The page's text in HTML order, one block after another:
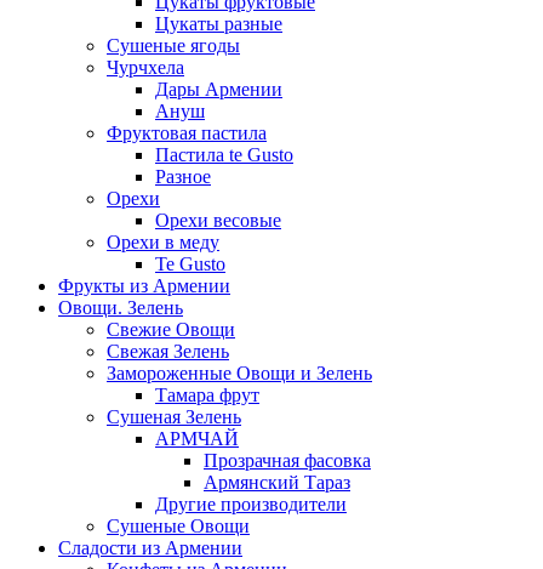
Цукаты разные
Сушеные ягоды
Чурчхела
Дары Армении
Ануш
Фруктовая пастила
Пастила te Gusto
Разное
Орехи
Орехи весовые
Орехи в меду
Te Gusto
Фрукты из Армении
Овощи. Зелень
Свежие Овощи
Свежая Зелень
Замороженные Овощи и Зелень
Тамара фрут
Сушеная Зелень
АРМЧАЙ
Прозрачная фасовка
Армянский Тараз
Другие производители
Сушеные Овощи
Сладости из Армении